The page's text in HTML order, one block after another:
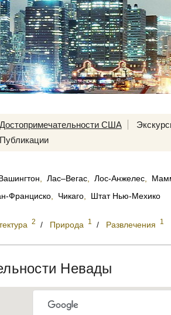
Достопримечательности США
Публикации
Лас–Вегас Лос-Анжелес
Франциско Чикаго Штат Нью-Мехико
2 / Природа 1 / Развлечения 1
Невады